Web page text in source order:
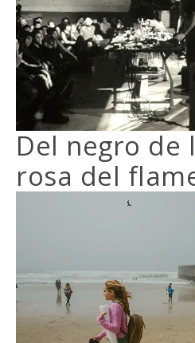
Del negro de
rosa del